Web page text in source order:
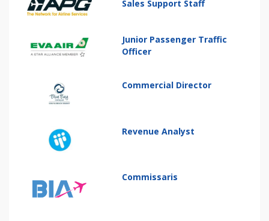
Sales Support Staff
Junior Passenger Traffic
Officer
Commercial Director
Revenue Analyst
Commissaris